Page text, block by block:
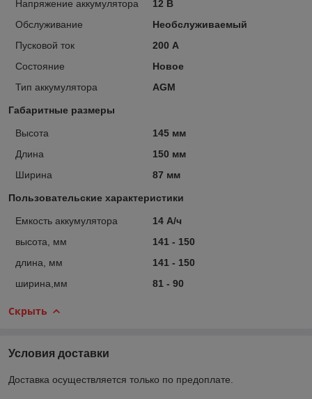
Напряжение аккумулятора
12 В
Обслуживание
Необслуживаемый
Пусковой ток
200 А
Состояние
Новое
Тип аккумулятора
AGM
Габаритные размеры
Высота
145 мм
Длина
150 мм
Ширина
87 мм
Пользовательские характеристики
Емкость аккумулятора
14 А/ч
высота, мм
141 - 150
длина, мм
141 - 150
ширина,мм
81 - 90
Скрыть
Условия доставки
Доставка осуществляется только по предоплате.